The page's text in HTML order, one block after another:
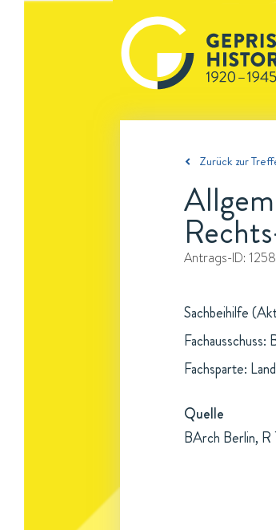
Zurück zur
Antrags-ID:
Sachbeihilfe
Fachausschuss:
Fachsparte:
Quelle
BArch Berlin,